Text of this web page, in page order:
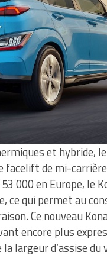
et hybride,
de mi-
000 en Europe, le
ce qui permet au
Ce nouveau
encore plus
largeur d’assise